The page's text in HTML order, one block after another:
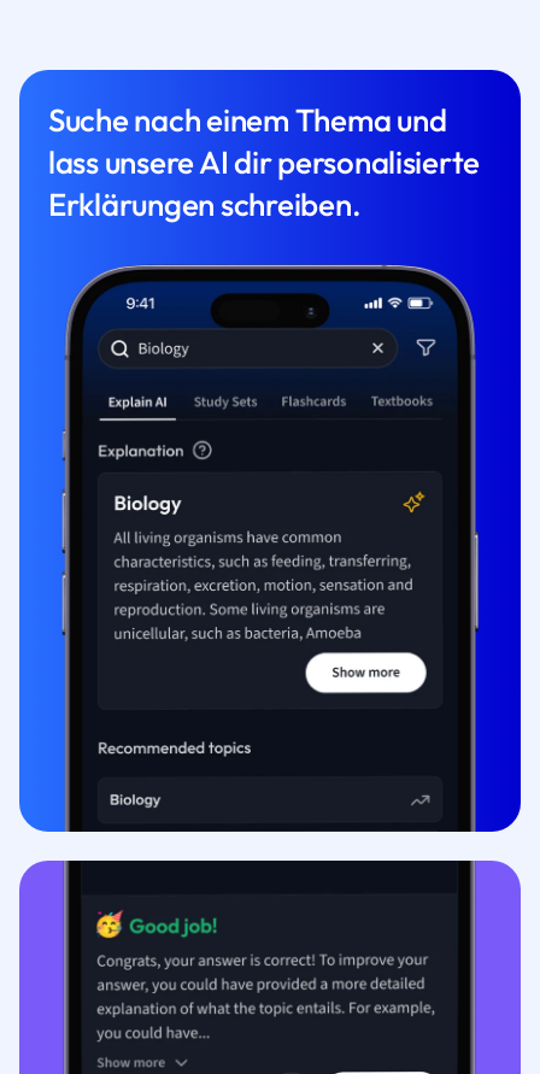
Suche nach einem Thema und
lass unsere AI dir personalisierte
Erklärungen schreiben.